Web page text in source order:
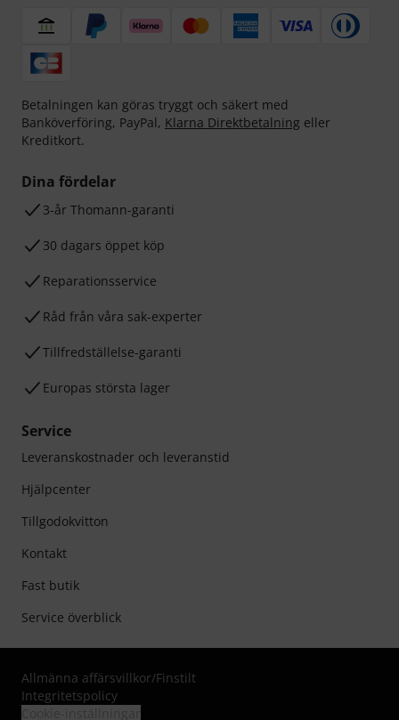
Betalningen kan göras tryggt och säkert med
Banköverföring, PayPal, Klarna Direktbetalning eller
Kreditkort.
Dina fördelar
3-år Thomann-garanti
30 dagars öppet köp
Reparationsservice
Råd från våra sak-experter
Tillfredställelse-garanti
Europas största lager
Service
Leveranskostnader och leveranstid
Hjälpcenter
Tillgodokvitton
Kontakt
Fast butik
Service överblick
Allmänna affärsvillkor/Finstilt
Integritetspolicy